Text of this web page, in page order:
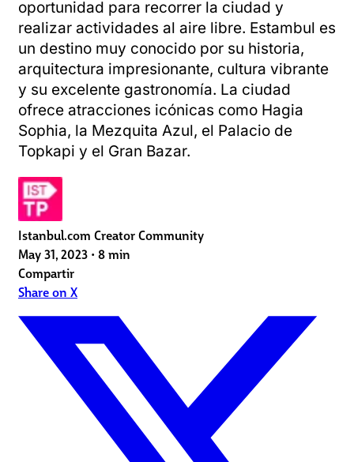
oportunidad para recorrer la ciudad y
realizar actividades al aire libre. Estambul es
un destino muy conocido por su historia,
arquitectura impresionante, cultura vibrante
y su excelente gastronomía. La ciudad
ofrece atracciones icónicas como Hagia
Sophia, la Mezquita Azul, el Palacio de
Topkapi y el Gran Bazar.
Istanbul.com Creator Community
May 31, 2023 • 8 min
Compartir
Share on X